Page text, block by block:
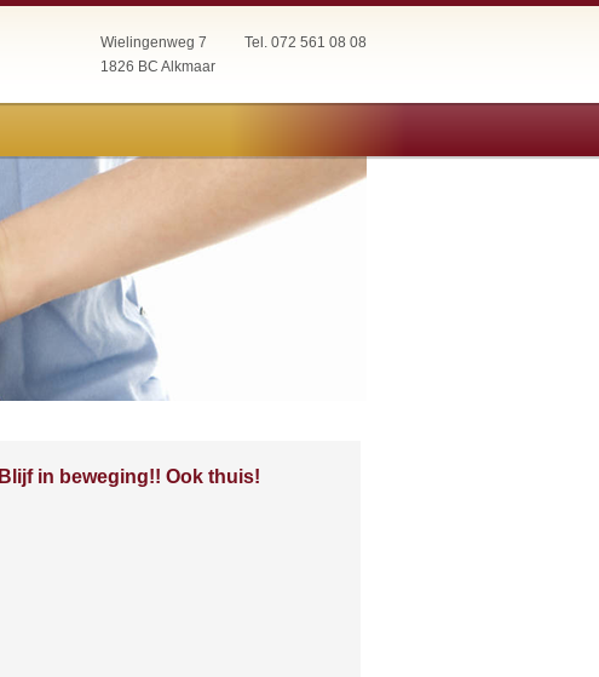
Wielingenweg 7
1826 BC Alkmaar
Tel. 072 561 08 08
Blijf in beweging!! Ook thuis!